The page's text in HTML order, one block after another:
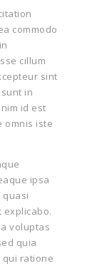
commodo
cillum
sint
in
id est
omnis iste
ipsa
explicabo.
voluptas
quia
qui ratione